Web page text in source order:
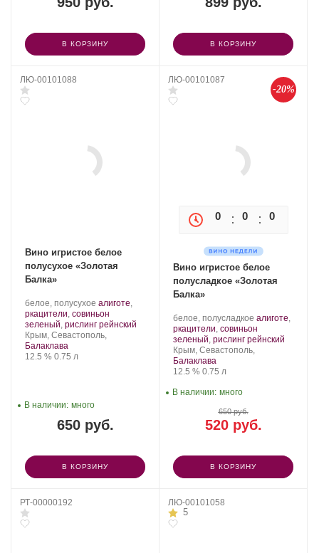
В КОРЗИНУ В КОРЗИНУ
ЛЮ-00101088
Вино игристое белое
полусухое «Золотая
Балка»
Производитель:
Золотая
Балка.
белое, полусухое .
Сорт
винограда:
алиготе,
ркацители, совиньон
зеленый, рислинг рейнский
Регион:
Крым, Севастополь,
Балаклава
Крепость
12.5 %. Объем
0.75 л
650 руб.
В наличии: много
В КОРЗИНУ
ЛЮ-00101087
-20%
0 0 0
Вино игристое белое
полусладкое «Золотая
Балка»
Производитель:
Золотая
Балка.
белое, полусладкое .
Сорт
винограда:
алиготе,
ркацители, совиньон
зеленый, рислинг рейнский
Регион:
Крым, Севастополь,
Балаклава
Крепость
12.5 %. Объем
0.75 л
520 руб.
650 руб.
В наличии: много
В КОРЗИНУ
РТ-00000192 ЛЮ-00101058
5